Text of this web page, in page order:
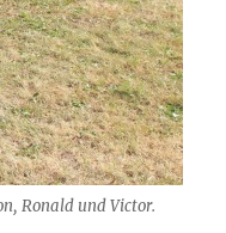
Ronald und Victor.